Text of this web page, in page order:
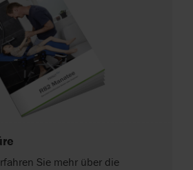
Sie mehr über die